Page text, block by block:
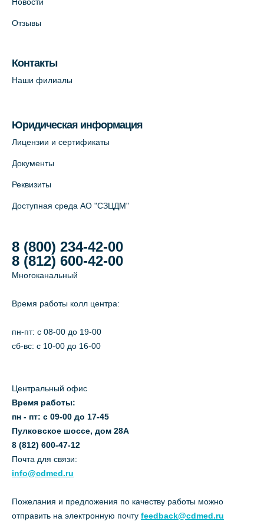
пр. В.О., д.5 (официальный партнёр)
Отзывы
Контакты
Наши филиалы
Юридическая информация
Лицензии и сертификаты
Документы
Реквизиты
Доступная среда АО "СЗЦДМ"
8 (800) 234-42-00
8 (812) 600-42-00
Многоканальный
Время работы колл центра:
пн-пт: c 08-00 до 19-00
сб-вс: с 10-00 до 16-00
Центральный офис
Время работы:
пн - пт: с 09-00 до 17-45
Пулковское шоссе, дом 28А
8 (812) 600-47-12
Почта для связи:
info@cdmed.ru
Пожелания и предложения по качеству работы можно
отправить на электронную почту feedback@cdmed.ru